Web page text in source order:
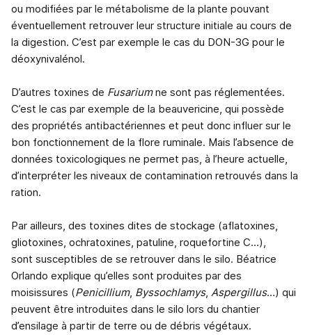
ou modifiées par le métabolisme de la plante pouvant
éventuellement retrouver leur structure initiale au cours de
la digestion. C’est par exemple le cas du DON-3G pour le
déoxynivalénol.
D’autres toxines de Fusariumne sont pas réglementées.
C’est le cas par exemple de la beauvericine, qui possède
des propriétés antibactériennes et peut donc influer sur le
bon fonctionnement de la flore ruminale. Mais l’absence de
données toxicologiques ne permet pas, à l’heure actuelle,
d’interpréter les niveaux de contamination retrouvés dans la
ration.
Par ailleurs, des toxines dites de stockage (aflatoxines,
gliotoxines, ochratoxines, patuline, roquefortine C…),
sont susceptibles de se retrouver dans le silo. Béatrice
Orlando explique qu’elles sont produites par des
moisissures (Penicillium, Byssochlamys, Aspergillus…) qui
peuvent être introduites dans le silo lors du chantier
d’ensilage à partir de terre ou de débris végétaux.